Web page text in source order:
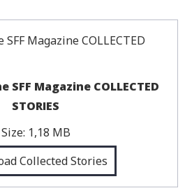
SFF Magazine COLLECTED
STORIES
Size: 1,18 MB
Collected Stories